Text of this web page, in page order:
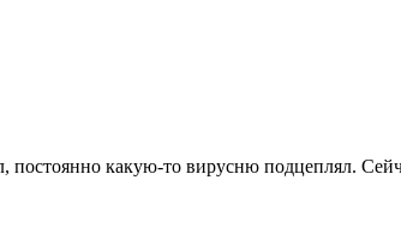
постоянно какую-то вирусню подцеплял.